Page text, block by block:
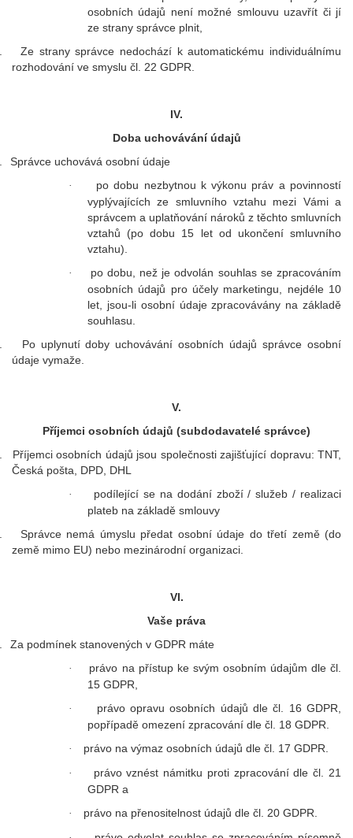
osobních údajů není možné smlouvu uzavřít či jí
ze strany správce plnit,
Ze strany správce nedochází k automatickému individuálnímu
rozhodování ve smyslu čl. 22 GDPR.
IV.
Doba uchovávání údajů
Správce uchovává osobní údaje
·
po dobu nezbytnou k výkonu práv a povinností
vyplývajících ze smluvního vztahu mezi Vámi a
správcem a uplatňování nároků z těchto smluvních
vztahů (po dobu 15 let od ukončení smluvního
vztahu).
·
po dobu, než je odvolán souhlas se zpracováním
osobních údajů pro účely marketingu, nejdéle 10
let, jsou-li osobní údaje zpracovávány na základě
souhlasu.
Po uplynutí doby uchovávání osobních údajů správce osobní
údaje vymaže.
V.
Příjemci osobních údajů (subdodavatelé správce)
Příjemci osobních údajů jsou společnosti zajišťující dopravu: TNT,
Česká pošta, DPD, DHL
·
podílející se na dodání zboží / služeb / realizaci
plateb na základě smlouvy
Správce nemá úmyslu předat osobní údaje do třetí země (do
země mimo EU) nebo mezinárodní organizaci.
VI.
Vaše práva
Za podmínek stanovených v GDPR máte
·
právo na přístup ke svým osobním údajům dle čl.
15 GDPR,
·
právo opravu osobních údajů dle čl. 16 GDPR,
popřípadě omezení zpracování dle čl. 18 GDPR.
· právo na výmaz osobních údajů dle čl. 17 GDPR.
·
právo vznést námitku proti zpracování dle čl. 21
GDPR a
· právo na přenositelnost údajů dle čl. 20 GDPR.